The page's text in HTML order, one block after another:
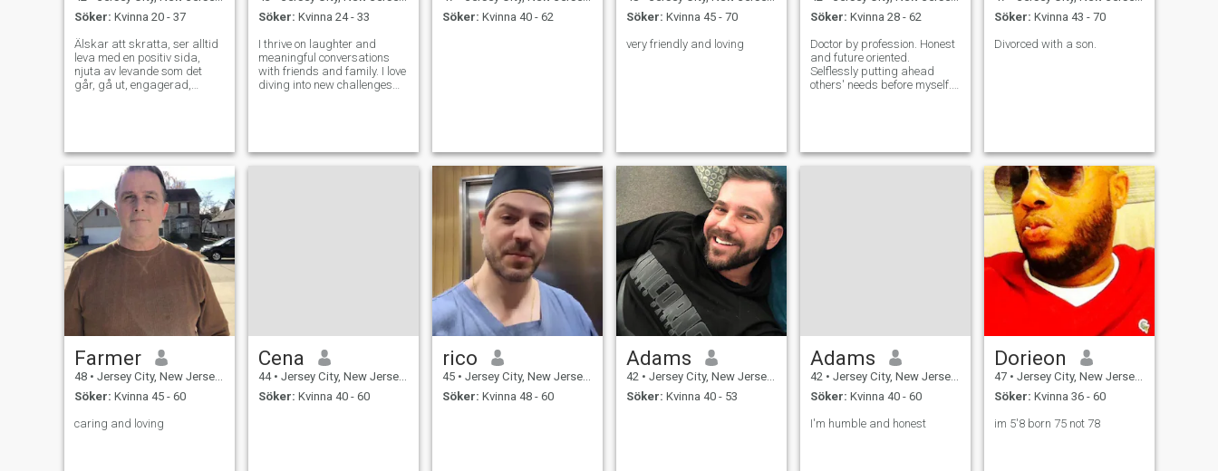
Söker: Kvinna 20 - 37
Älskar att skratta, ser alltid
leva med en positiv sida,
njuta av levande som det
går, gå ut, engagerad,
jag har många mål i livet och
sluta inte, tills jag når dem,
resten kommer du att
upptäcka när vi träffas. ..
Söker: Kvinna 24 - 33
I thrive on laughter and
meaningful conversations
with friends and family. I love
diving into new challenges
shopping, and enjoying le
Söker: Kvinna 40 - 62
Söker: Kvinna 45 - 70
very friendly and loving
Söker: Kvinna 28 - 62
Doctor by profession. Honest
and future oriented.
Selflessly putting ahead
others' needs before myself.
the pillar and central to all
my ende
Söker: Kvinna 43 - 70
Divorced with a son.
Farmer
48 • Jersey City, New Jersey, USA
Söker: Kvinna 45 - 60
caring and loving
Cena
44 • Jersey City, New Jersey, USA
Söker: Kvinna 40 - 60
rico
45 • Jersey City, New Jersey, USA
Söker: Kvinna 48 - 60
Adams
42 • Jersey City, New Jersey, USA
Söker: Kvinna 40 - 53
Adams
42 • Jersey City, New Jersey, USA
Söker: Kvinna 40 - 60
I'm humble and honest
Dorieon
47 • Jersey City, New Jersey, USA
Söker: Kvinna 36 - 60
im 5'8 born 75 not 78